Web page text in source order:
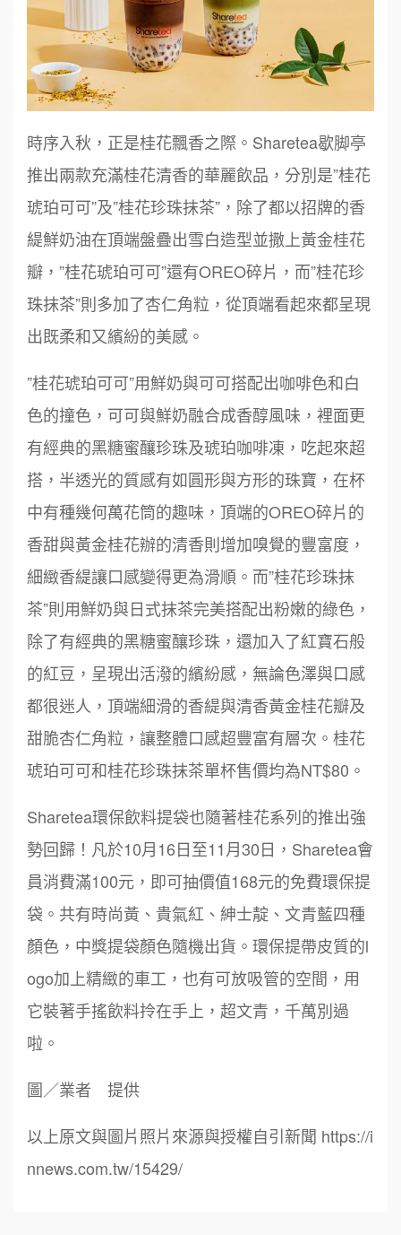
時序入秋，正是桂花飄香之際。Sharetea歇脚亭
推出兩款充滿桂花清香的華麗飲品，分別是”桂花
琥珀可可”及”桂花珍珠抹茶”，除了都以招牌的香
緹鮮奶油在頂端盤疊出雪白造型並撒上黃金桂花
瓣，”桂花琥珀可可”還有OREO碎片，而”桂花珍
珠抹茶”則多加了杏仁角粒，從頂端看起來都呈現
出既柔和又繽紛的美感。
”桂花琥珀可可”用鮮奶與可可搭配出咖啡色和白
色的撞色，可可與鮮奶融合成香醇風味，裡面更
有經典的黑糖蜜釀珍珠及琥珀咖啡凍，吃起來超
搭，半透光的質感有如圓形與方形的珠寶，在杯
中有種幾何萬花筒的趣味，頂端的OREO碎片的
香甜與黃金桂花辦的清香則增加嗅覺的豐富度，
細緻香緹讓口感變得更為滑順。而”桂花珍珠抹
茶”則用鮮奶與日式抹茶完美搭配出粉嫩的綠色，
除了有經典的黑糖蜜釀珍珠，還加入了紅寶石般
的紅豆，呈現出活潑的繽紛感，無論色澤與口感
都很迷人，頂端細滑的香緹與清香黃金桂花瓣及
甜脆杏仁角粒，讓整體口感超豐富有層次。桂花
琥珀可可和桂花珍珠抹茶單杯售價均為NT$80。
Sharetea環保飲料提袋也隨著桂花系列的推出強
勢回歸！凡於10月16日至11月30日，Sharetea會
員消費滿100元，即可抽價值168元的免費環保提
袋。共有時尚黃、貴氣紅、紳士靛、文青藍四種
顏色，中獎提袋顏色隨機出貨。環保提帶皮質的l
ogo加上精緻的車工，也有可放吸管的空間，用
它裝著手搖飲料拎在手上，超文青，千萬別過
啦。
圖／業者 提供
以上原文與圖片照片來源與授權自引新聞 https://i
nnews.com.tw/15429/
6 鼎威維修
7 88thai發發泰-泰式飯行家
8 呷尚寶
SHARE TEA歇腳亭
10 TEA TOP台灣第一味
周 先生/小姐 台北
加盟預算 100萬 ~150萬
徐 先生/小姐
加盟預算
何 先生/小姐 台南
加盟預算